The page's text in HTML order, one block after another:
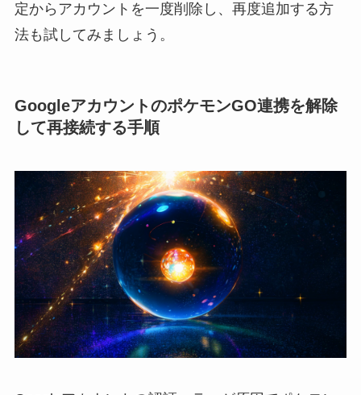
定からアカウントを一度削除し、再度追加する方
法も試してみましょう。
GoogleアカウントのポケモンGO連携を解除
して再接続する手順